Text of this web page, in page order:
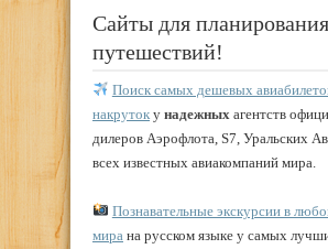
Сайты для планирования
путешествий!
Поиск самых дешевых
накруток у надежных агентств
дилеров Аэрофлота, S7, Уральских
всех известных авиакомпаний мира.
Познавательные экскурсии в
мира на русском языке у самых